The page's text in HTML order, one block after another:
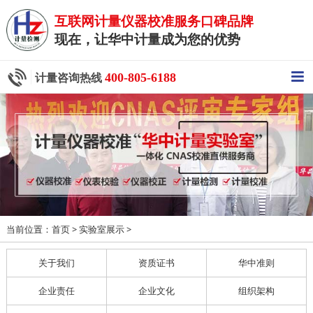
互联网计量仪器校准服务口碑品牌
现在，让华中计量成为您的优势
计量咨询热线 400-805-6188
当前位置： 首页> 实验室展示>
关于我们 资质证书 华中准则
企业责任 企业文化 组织架构